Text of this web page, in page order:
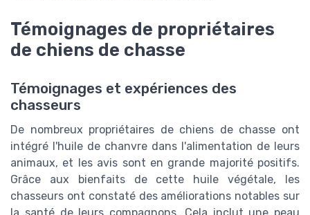
Témoignages de propriétaires
de chiens de chasse
Témoignages et expériences des
chasseurs
De nombreux propriétaires de chiens de chasse ont
intégré l'huile de chanvre dans l'alimentation de leurs
animaux, et les avis sont en grande majorité positifs.
Grâce aux bienfaits de cette huile végétale, les
chasseurs ont constaté des améliorations notables sur